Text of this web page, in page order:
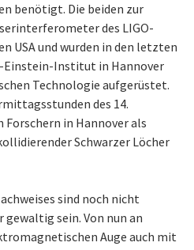
benötigt. Die beiden zur
des LIGO-
USA und wurden in den letzten
Institut in Hannover
Technologie aufgerüstet.
des 14.
Forschern in Hannover als
Schwarzer Löcher
sind noch nicht
gewaltig sein. Von nun an
Auge auch mit